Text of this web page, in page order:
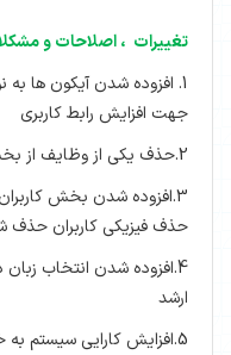
تغییرات ، اصلاحات و
1. افزوده شدن آیکون ها به
جهت افزایش رابط کاربری
2.حذف یکی از وظایف از بخش زمان بندی به نام "legacy"
3.افزوده شدن بخش
حذف فیزیکی کاربران حذف
4.افزوده شدن انتخاب
ارشد
5.افزایش کارایی